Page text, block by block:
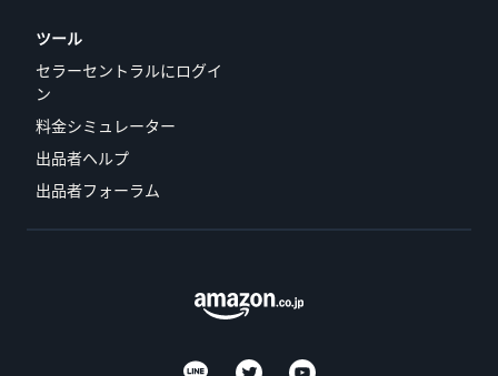
ツール
セラーセントラルにログイ
ン
料金シミュレーター
出品者ヘルプ
出品者フォーラム